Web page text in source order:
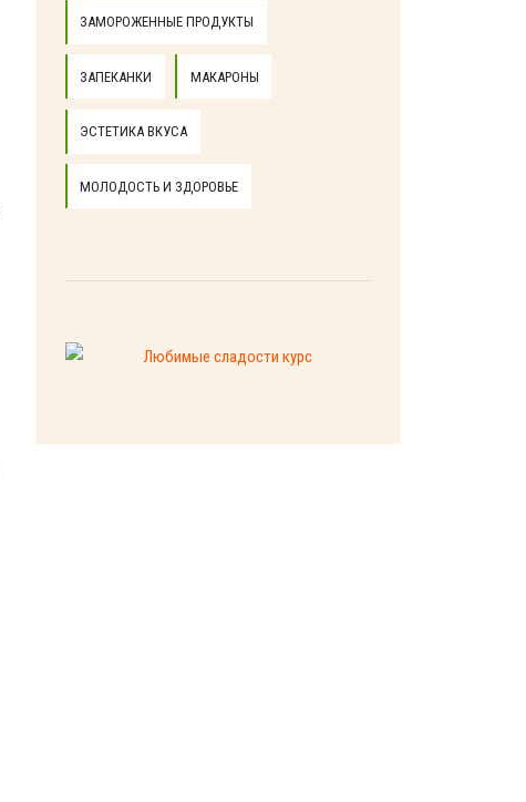
ЗАМОРОЖЕННЫЕ ПРОДУКТЫ
ЗАПЕКАНКИ МАКАРОНЫ
ЭСТЕТИКА ВКУСА
МОЛОДОСТЬ И ЗДОРОВЬЕ